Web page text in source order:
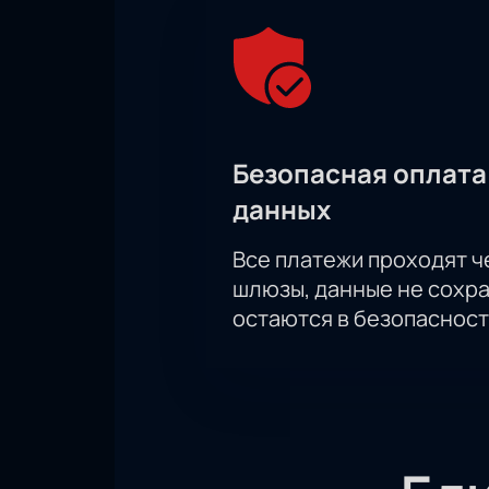
Безопасная
данных
Все платежи проходят
шлюзы, данные не
остаются в